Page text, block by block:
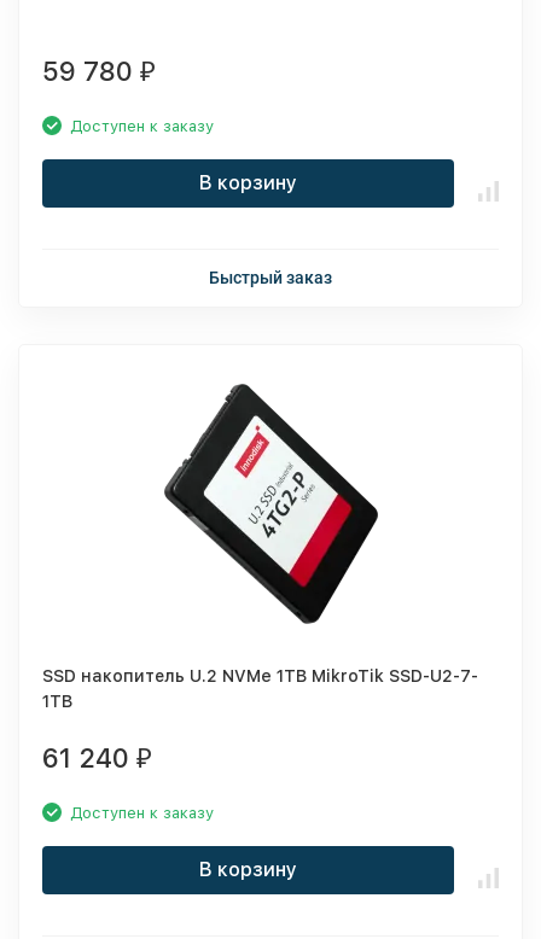
59 780 ₽
Доступен к заказу
В корзину
Быстрый заказ
SSD накопитель U.2 NVMe 1TB MikroTik SSD-U2-7-
1TB
61 240 ₽
Доступен к заказу
В корзину